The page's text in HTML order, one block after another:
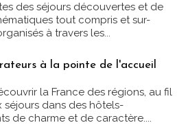
des séjours découvertes et de
tout compris et sur-
à travers les...
à la pointe de l'accueil
la France des régions, au fil
séjours dans des hôtels-
de charme et de caractère....